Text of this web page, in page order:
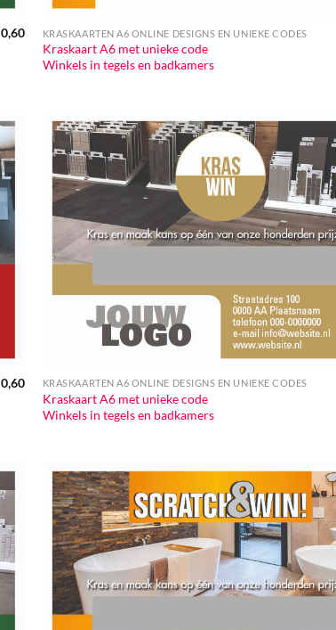
0,60 KRASKAARTEN A6 ONLINE DESIGNS EN UNIEKE CODES
Kraskaart A6 met unieke code
Winkels in tegels en badkamers
0,60 KRASKAARTEN A6 ONLINE DESIGNS EN UNIEKE CODES
Kraskaart A6 met unieke code
Winkels in tegels en badkamers